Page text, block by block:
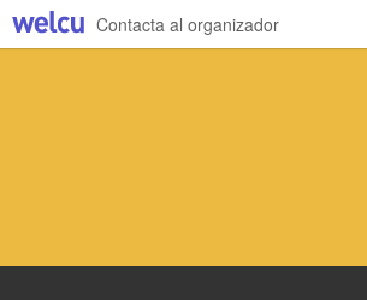
Contacta al organizador